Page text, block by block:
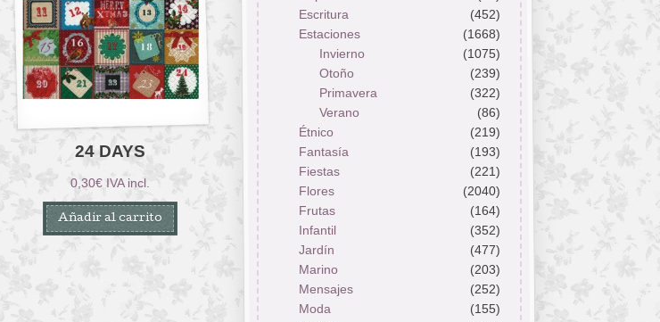
24 DAYS
0,30€ IVA incl.
Añadir al carrito
Escritura
(452)
Estaciones
(1668)
Invierno
(1075)
Otoño
(239)
Primavera
(322)
Verano
(86)
Étnico
(219)
Fantasía
(193)
Fiestas
(221)
Flores
(2040)
Frutas
(164)
Infantil
(352)
Jardín
(477)
Marino
(203)
Mensajes
(252)
Moda
(155)